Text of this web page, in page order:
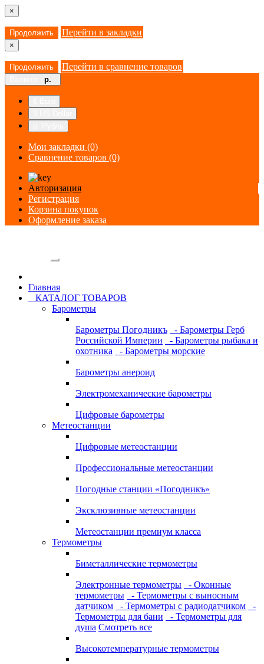
×
Продолжить Перейти в закладки
×
Продолжить Перейти в сравнение товаров
р.
Мои закладки (0)
Сравнение товаров (0)
Авторизация
Регистрация
Корзина покупок
Оформление заказа
Главная
КАТАЛОГ ТОВАРОВ
Барометры
Барометры Погодникъ
- Барометры Герб
Российской Империи
- Барометры рыбака и
охотника
- Барометры морские
Барометры анероид
Электромеханические барометры
Цифровые барометры
Метеостанции
Цифровые метеостанции
Профессиональные метеостанции
Погодные станции «Погодникъ»
Эксклюзивные метеостанции
Метеостанции премиум класса
Термометры
Биметаллические термометры
Электронные термометры
- Оконные
термометры
- Термометры с выносным
датчиком
- Термометры с радиодатчиком
-
Термометры для бани
- Термометры для
душа Смотреть все
Высокотемпературные термометры